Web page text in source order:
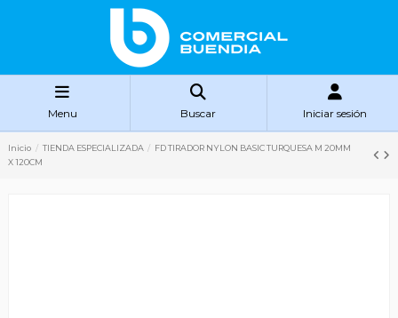
Menu Buscar Iniciar sesión
Inicio TIENDA ESPECIALIZADA
FD TIRADOR NYLON BASIC TURQUESA M 20MM
X 120CM